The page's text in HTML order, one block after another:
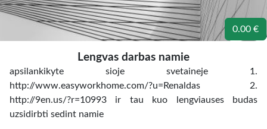
0.00 €
Lengvas darbas namie
apsilankikyte sioje svetaineje 1.
http://www.easyworkhome.com/?u=Renaldas 2.
http://9en.us/?r=10993 ir tau kuo lengviauses budas
uzsidirbti sedint namie